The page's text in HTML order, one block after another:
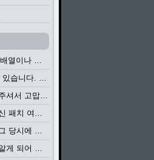
신세벌식 P2의 바탕이 되는 배열이나 주요 기능...
신세벌식 P2 자판을 잘 쓰고 있습니다. 쓰기 편리...
좋은 정보와 자료를 공유해 주셔서 고맙습니다....
안녕하세요. 팥알님, 올려주신 패치 여러모로 감사...
최신표준타자교본. 그렇죠. 그 당시에 최신 표준...
반갑습니다. 제가 세벌식을 알게 되어 세벌식 써...